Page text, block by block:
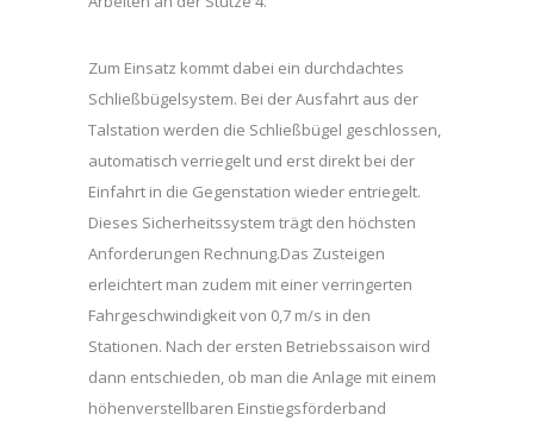
Zum Einsatz kommt dabei ein durchdachtes
Schließbügelsystem. Bei der Ausfahrt aus der
Talstation werden die Schließbügel geschlossen,
automatisch verriegelt und erst direkt bei der
Einfahrt in die Gegenstation wieder entriegelt.
Dieses Sicherheitssystem trägt den höchsten
Anforderungen Rechnung.Das Zusteigen
erleichtert man zudem mit einer verringerten
Fahrgeschwindigkeit von 0,7 m/s in den
Stationen. Nach der ersten Betriebssaison wird
dann entschieden, ob man die Anlage mit einem
höhenverstellbaren Einstiegsförderband